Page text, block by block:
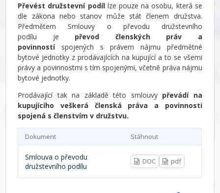
Převést družstevní podíllze pouze na osobu, která se
dle zákona nebo stanov může stát členem družstva.
Předmětem Smlouvy o převodu družstevního
podílu je převod členských práv a
povinností spojených s právem nájmu předmětné
bytové jednotky z prodávajících na kupující a to se všemi
právy a povinnostmi s tím spojenými, včetně práva nájmu
bytové jednotky.
Prodávající tak na základě této smlouvypřevádí na
kupujícího veškerá členská práva a povinnosti
spojená s členstvím v družstvu.
Dokument Stáhnout
Smlouva o převodu
družstevního podílu
DOC pdf